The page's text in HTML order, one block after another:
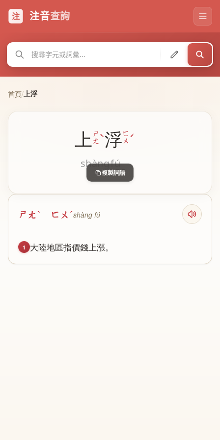
注 注音查詢
首頁/上浮
上 ㄕ
ㄤˋ
shàng
浮ㄈ
ㄨˊ
fú
複製詞語
ㄕㄤˋ ㄈㄨˊshàng fú
1 大陸地區指價錢上漲。